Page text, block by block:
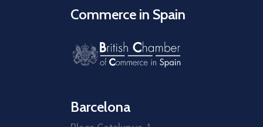
Commerce in Spain
Barcelona